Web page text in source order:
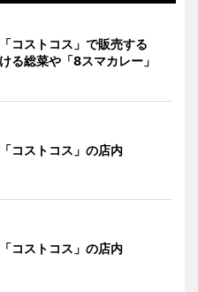
コストコス」で販売する
る総菜や「8スマカレー」
コストコス」の店内
コストコス」の店内